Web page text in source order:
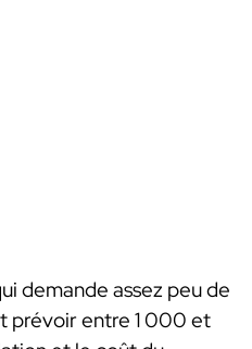
demande assez peu de
prévoir entre 1 000 et